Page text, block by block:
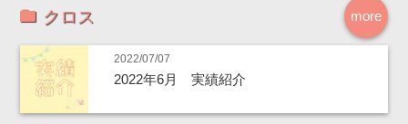
more
クロス
2022/07/07
2022年6月 実績紹介